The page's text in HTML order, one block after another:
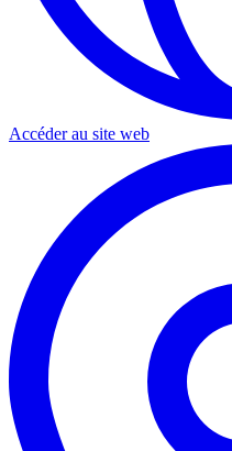
Accéder au site web